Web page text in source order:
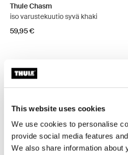
This website uses cookies
We use cookies to personalise
provide social media features
We also share information about
Thule Chasm
iso varustekuutio syvä khaki
59,95 €
Toggle overview
Tuotteen kuvaus
Toggle features
Kaikki ominaisuudet